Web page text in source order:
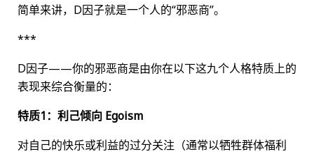
简单来讲，D因子就是一个人的“邪恶商”。
***
D因子——你的邪恶商是由你在以下这九个人格特质上的
表现来综合衡量的：
特质1：利己倾向 Egoism
对自己的快乐或利益的过分关注（通常以牺牲群体福利